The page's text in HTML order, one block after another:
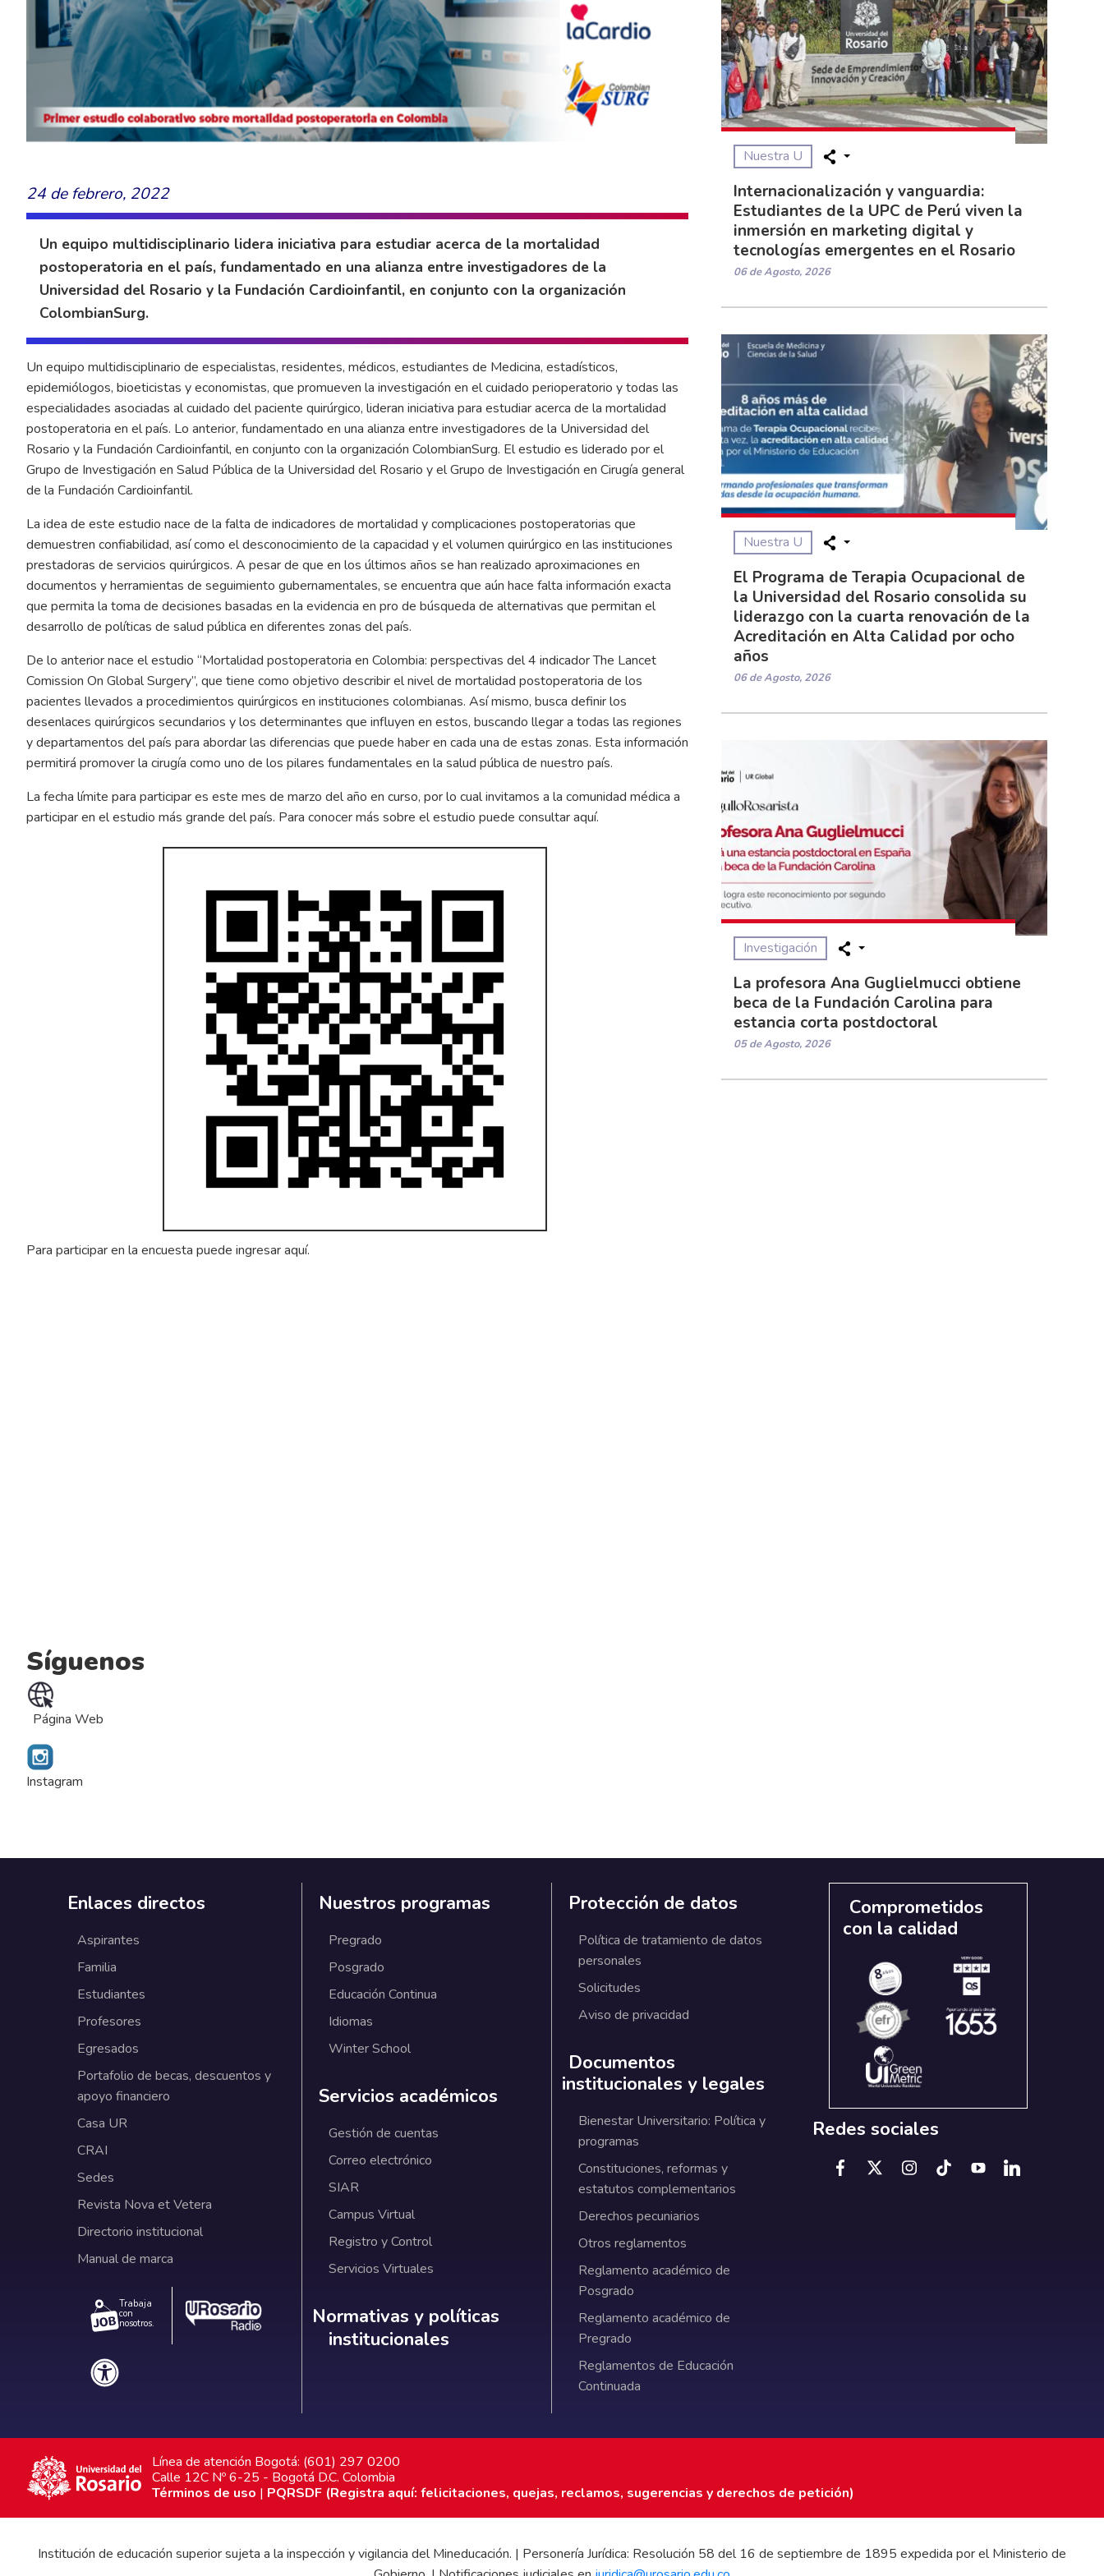
24 de febrero, 2022
Un equipo multidisciplinario lidera iniciativa para estudiar acerca de la mortalidad
postoperatoria en el país, fundamentado en una alianza entre investigadores de la
Universidad del Rosario y la Fundación Cardioinfantil, en conjunto con la organización
ColombianSurg.
Un equipo multidisciplinario de especialistas, residentes, médicos, estudiantes de Medicina, estadísticos,
epidemiólogos, bioeticistas y economistas, que promueven la investigación en el cuidado perioperatorio y todas las
especialidades asociadas al cuidado del paciente quirúrgico, lideran iniciativa para estudiar acerca de la mortalidad
postoperatoria en el país. Lo anterior, fundamentado en una alianza entre investigadores de la Universidad del
Rosario y la Fundación Cardioinfantil, en conjunto con la organización ColombianSurg. El estudio es liderado por el
Grupo de Investigación en Salud Pública de la Universidad del Rosario y el Grupo de Investigación en Cirugía general
de la Fundación Cardioinfantil.
La idea de este estudio nace de la falta de indicadores de mortalidad y complicaciones postoperatorias que
demuestren confiabilidad, así como el desconocimiento de la capacidad y el volumen quirúrgico en las instituciones
prestadoras de servicios quirúrgicos. A pesar de que en los últimos años se han realizado aproximaciones en
documentos y herramientas de seguimiento gubernamentales, se encuentra que aún hace falta información exacta
que permita la toma de decisiones basadas en la evidencia en pro de búsqueda de alternativas que permitan el
desarrollo de políticas de salud pública en diferentes zonas del país.
De lo anterior nace el estudio “Mortalidad postoperatoria en Colombia: perspectivas del 4 indicador The Lancet
Comission On Global Surgery”, que tiene como objetivo describir el nivel de mortalidad postoperatoria de los
pacientes llevados a procedimientos quirúrgicos en instituciones colombianas. Así mismo, busca definir los
desenlaces quirúrgicos secundarios y los determinantes que influyen en estos, buscando llegar a todas las regiones
y departamentos del país para abordar las diferencias que puede haber en cada una de estas zonas. Esta información
permitirá promover la cirugía como uno de los pilares fundamentales en la salud pública de nuestro país.
La fecha límite para participar es este mes de marzo del año en curso, por lo cual invitamos a la comunidad médica a
participar en el estudio más grande del país. Para conocer más sobre el estudio puede consultaraquí.
Para participar en la encuesta puede ingresaraquí.
Síguenos
Página Web
Instagram
Nuestra U
Internacionalización y vanguardia:
Estudiantes de la UPC de Perú viven la
inmersión en marketing digital y
tecnologías emergentes en el Rosario
06 de Agosto, 2026
Nuestra U
El Programa de Terapia Ocupacional de
la Universidad del Rosario consolida su
liderazgo con la cuarta renovación de la
Acreditación en Alta Calidad por ocho
años
06 de Agosto, 2026
Investigación
La profesora Ana Guglielmucci obtiene
beca de la Fundación Carolina para
estancia corta postdoctoral
05 de Agosto, 2026
Enlaces directos
Aspirantes
Familia
Estudiantes
Profesores
Egresados
Portafolio de becas, descuentos y
apoyo financiero
Casa UR
CRAI
Sedes
Revista Nova et Vetera
Directorio institucional
Manual de marca
Trabaja
con
nosotros.
Nuestros programas
Pregrado
Posgrado
Educación Continua
Idiomas
Winter School
Servicios académicos
Gestión de cuentas
Correo electrónico
SIAR
Campus Virtual
Registro y Control
Servicios Virtuales
Normativas y políticas institucionales
Normativas y políticas
institucionales
Protección de datos
Política de tratamiento de datos
personales
Solicitudes
Aviso de privacidad
Documentos
institucionales y legales
Bienestar Universitario: Política y
programas
Constituciones, reformas y
estatutos complementarios
Derechos pecuniarios
Otros reglamentos
Reglamento académico de
Posgrado
Reglamento académico de
Pregrado
Reglamentos de Educación
Continuada
Comprometidos
con la calidad
Redes sociales
Línea de atención Bogotá: (601) 297 0200
Calle 12C Nº 6-25 - Bogotá D.C. Colombia
Términos de uso | PQRSDF (Registra aquí: felicitaciones, quejas, reclamos, sugerencias y derechos de petición)
Institución de educación superior sujeta a la inspección y vigilancia del Mineducación. | Personería Jurídica: Resolución 58 del 16 de septiembre de 1895 expedida por el Ministerio de